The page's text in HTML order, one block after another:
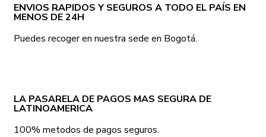
ENVIOS RAPIDOS Y SEGUROS A TODO EL PAÍS EN
MENOS DE 24H
Puedes recoger en nuestra sede en Bogotá.
LA PASARELA DE PAGOS MAS SEGURA DE
LATINOAMERICA
100% metodos de pagos seguros.